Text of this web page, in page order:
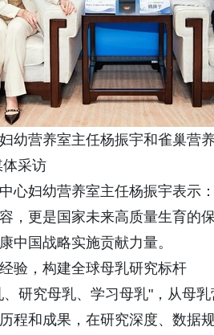
幼营养室主任杨振宇和雀巢营
采访
心妇幼营养室主任杨振宇表示
，更是国家未来高质量生育的
中国战略实施贡献力量。
验，构建全球母乳研究标杆
研究母乳、学习母乳"，从母
程和成果，在研究深度、数据